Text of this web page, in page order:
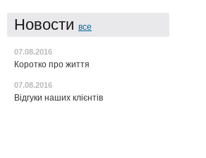
Новости все
07.08.2016
Коротко про життя
07.08.2016
Відгуки наших клієнтів